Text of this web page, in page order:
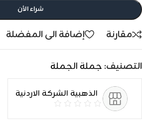
شراء الأن
مقارنة إضافة الى المفضلة
التصنيف: جملة الجملة
الذهبية الشركة الاردنية